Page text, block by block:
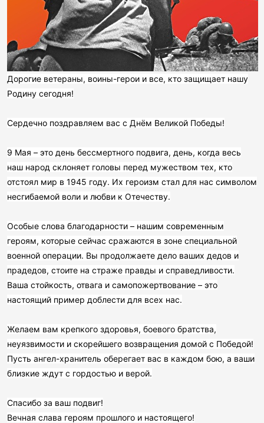
Дорогие ветераны, воины-герои и все, кто защищает нашу
Родину сегодня!
Сердечно поздравляем вас с Днём Великой Победы!
9 Мая – это день бессмертного подвига, день, когда весь
наш народ склоняет головы перед мужеством тех, кто
отстоял мир в 1945 году. Их героизм стал для нас символом
несгибаемой воли и любви к Отечеству.
Особые слова благодарности – нашим современным
героям, которые сейчас сражаются в зоне специальной
военной операции. Вы продолжаете дело ваших дедов и
прадедов, стоите на страже правды и справедливости.
Ваша стойкость, отвага и самопожертвование – это
настоящий пример доблести для всех нас.
Желаем вам крепкого здоровья, боевого братства,
неуязвимости и скорейшего возвращения домой с Победой!
Пусть ангел-хранитель оберегает вас в каждом бою, а ваши
близкие ждут с гордостью и верой.
Спасибо за ваш подвиг!
Вечная слава героям прошлого и настоящего!